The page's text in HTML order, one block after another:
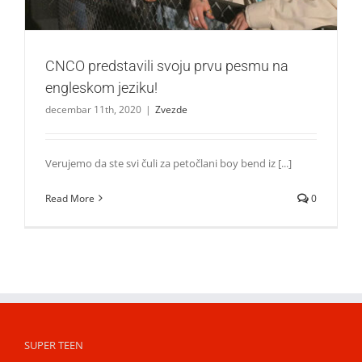
CNCO predstavili svoju prvu pesmu na
engleskom jeziku!
decembar 11th, 2020 | Zvezde
Verujemo da ste svi čuli za petočlani boy bend iz [...]
Read More 0
SUPER TEEN